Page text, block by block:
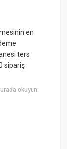
en
ters
sipariş
okuyun: